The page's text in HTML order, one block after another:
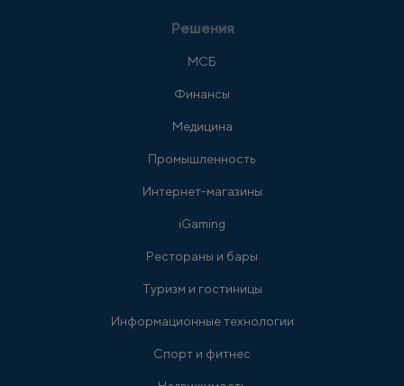
Решения
МСБ
Финансы
Медицина
Промышленность
Интернет-магазины
iGaming
Рестораны и бары
Туризм и гостиницы
Информационные технологии
Спорт и фитнес